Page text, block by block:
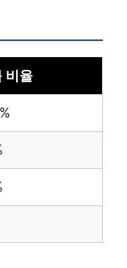
비율